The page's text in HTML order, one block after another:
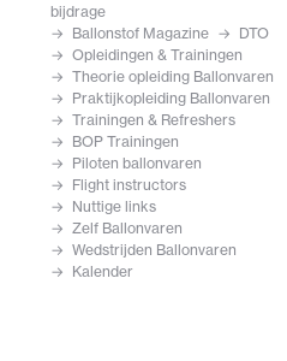
bijdrage
Ballonstof Magazine
DTO
Opleidingen & Trainingen
Theorie opleiding Ballonvaren
Praktijkopleiding Ballonvaren
Trainingen & Refreshers
BOP Trainingen
Piloten ballonvaren
Flight instructors
Nuttige links
Zelf Ballonvaren
Wedstrijden Ballonvaren
Kalender